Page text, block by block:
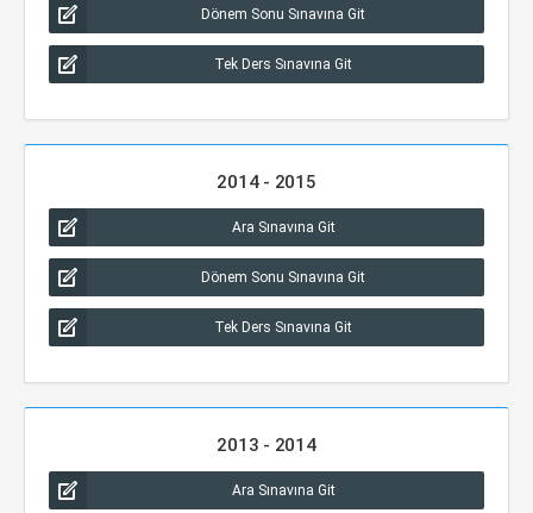
Dönem Sonu Sınavına Git
Tek Ders Sınavına Git
2014 - 2015
Ara Sınavına Git
Dönem Sonu Sınavına Git
Tek Ders Sınavına Git
2013 - 2014
Ara Sınavına Git